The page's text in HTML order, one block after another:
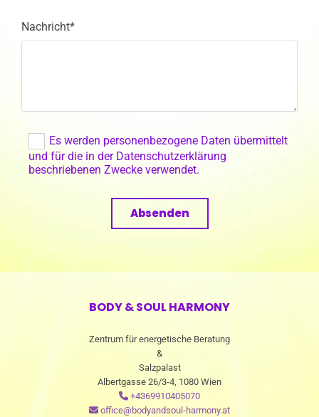
Nachricht*
Es werden personenbezogene Daten übermittelt
und für die in der Datenschutzerklärung
beschriebenen Zwecke verwendet.
BODY & SOUL HARMONY
Zentrum für energetische Beratung
&
Salzpalast
Albertgasse 26/3-4, 1080 Wien
 +4369910405070
 office@bodyandsoul-harmony.at